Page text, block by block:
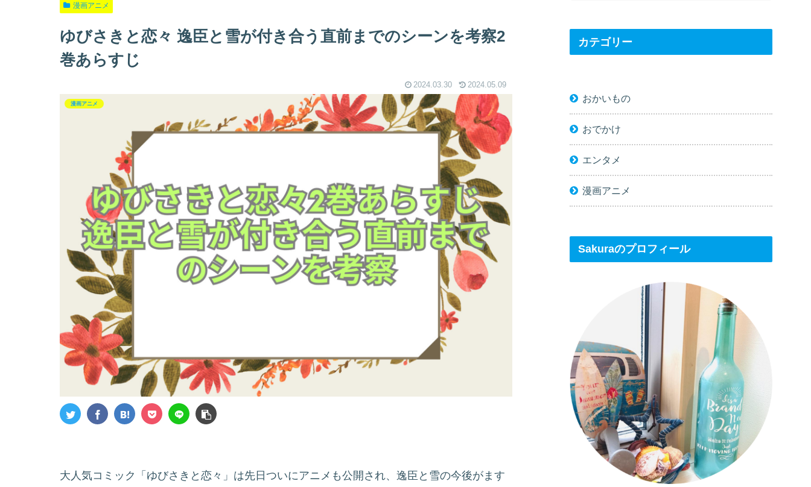
漫画アニメ
ゆびさきと恋々 逸臣と雪が付き合う直前までのシーンを考察2
巻あらすじ
2024.03.30 2024.05.09
漫画アニメ
大人気コミック「ゆびさきと恋々」は先日ついにアニメも公開され、逸臣と雪の今後がます
カテゴリー
おかいもの
おでかけ
エンタメ
漫画アニメ
Sakuraのプロフィール